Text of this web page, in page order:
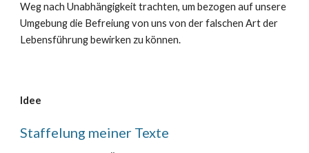
Weg nach Unabhängigkeit trachten, um bezogen auf unsere
Umgebung die Befreiung von uns von der falschen Art der
Lebensführung bewirken zu können.
Idee
Staffelung meiner Texte